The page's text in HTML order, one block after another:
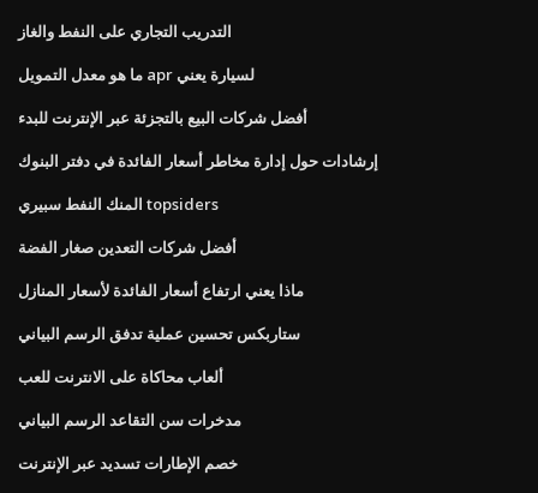
التدريب التجاري على النفط والغاز
ما هو معدل التمويل apr لسيارة يعني
أفضل شركات البيع بالتجزئة عبر الإنترنت للبدء
إرشادات حول إدارة مخاطر أسعار الفائدة في دفتر البنوك
المنك النفط سبيري topsiders
أفضل شركات التعدين صغار الفضة
ماذا يعني ارتفاع أسعار الفائدة لأسعار المنازل
ستاربكس تحسين عملية تدفق الرسم البياني
ألعاب محاكاة على الانترنت للعب
مدخرات سن التقاعد الرسم البياني
خصم الإطارات تسديد عبر الإنترنت